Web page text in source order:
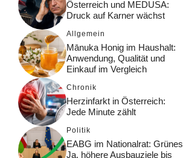
Österreich und MEDUSA:
Druck auf Karner wächst
Allgemein
Mānuka Honig im Haushalt:
Anwendung, Qualität und
Einkauf im Vergleich
Chronik
Herzinfarkt in Österreich:
Jede Minute zählt
Politik
EABG im Nationalrat: Grünes
Ja, höhere Ausbauziele bis